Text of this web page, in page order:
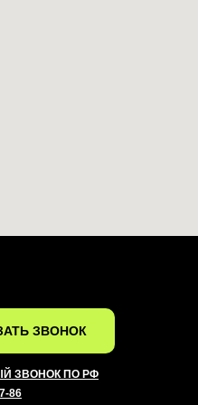
ЗВОНОК ПО РФ
86
ЗВОНОК